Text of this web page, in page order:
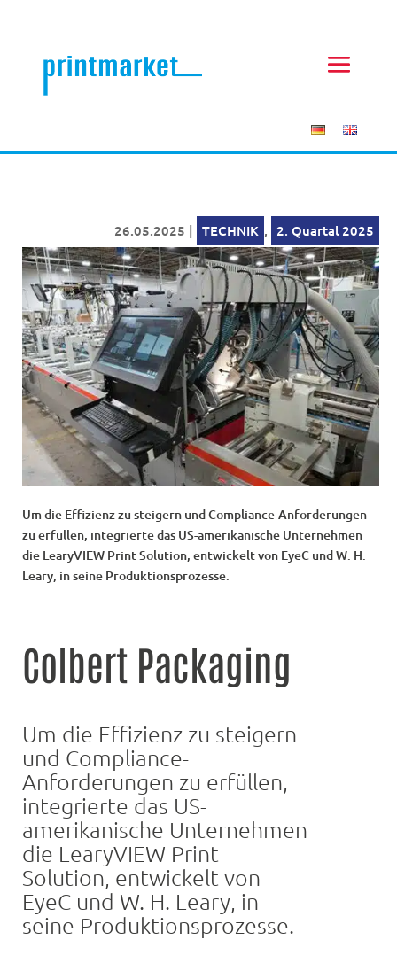
26.05.2025 | TECHNIK , 2. Quartal 2025
Um die Effizienz zu steigern und Compliance-Anforderungen
zu erfüllen, integrierte das US-amerikanische Unternehmen
die LearyVIEW Print Solution, entwickelt von EyeC und W. H.
Leary, in seine Produktionsprozesse.
Colbert Packaging
Um die Effizienz zu steigern
und Compliance-
Anforderungen zu erfüllen,
integrierte das US-
amerikanische Unternehmen
die LearyVIEW Print
Solution, entwickelt von
EyeC und W. H. Leary, in
seine Produktionsprozesse.